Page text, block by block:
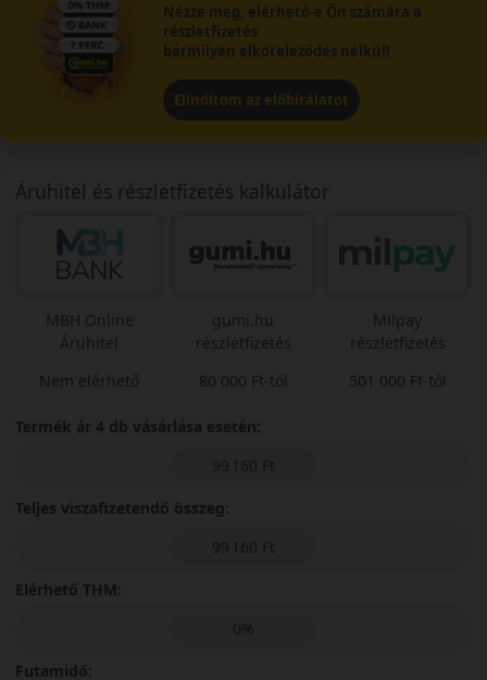
Nézze meg, elérhető-e Ön számára a
részletfizetés
bármilyen elköteleződés nélkül!
Elindítom az előbírálatot
Áruhitel és részletfizetés kalkulátor
MBH Online
Áruhitel
Nem elérhető
gumi.hu
részletfizetés
80 000 Ft-tól
Milpay
részletfizetés
501 000 Ft-tól
Termék ár 4 db vásárlása esetén:
99 160 Ft
Teljes viszafizetendő összeg:
99 160 Ft
Elérhető THM:
0%
Futamidő: